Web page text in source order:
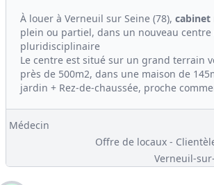
À louer à Verneuil sur Seine (78), cabinet
plein ou partiel, dans un nouveau centre
pluridisciplinaire
Le centre est situé sur un grand terrain
près de 500m2, dans une maison de
jardin + Rez-de-chaussée, proche
Médecin
Offre de locaux -
Verneuil-